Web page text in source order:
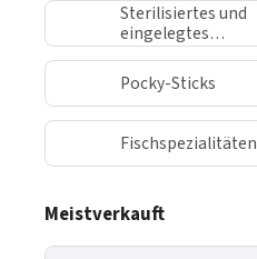
Sterilisiertes und
eingelegtes
Gemüse
Pocky-Sticks
Fischspezialitäten
Meistverkauft